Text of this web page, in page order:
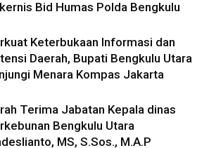
Bid Humas Polda Bengkulu
Keterbukaan Informasi dan
Daerah, Bupati Bengkulu Utara
Menara Kompas Jakarta
Terima Jabatan Kepala dinas
Bengkulu Utara
MS, S.Sos., M.A.P